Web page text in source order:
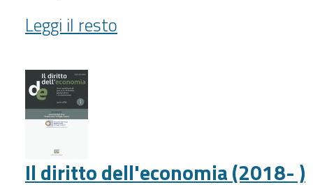
Diritto
del
internazionale
(1987-
)
Leggi il resto
Il diritto dell'economia (2018- )